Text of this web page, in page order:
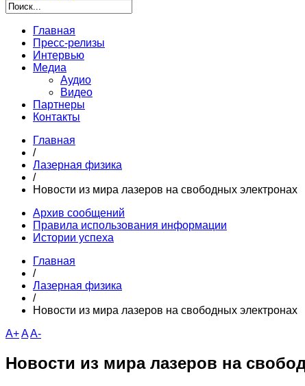
Главная
Пресс-релизы
Интервью
Медиа
Аудио
Видео
Партнеры
Контакты
Главная
/
Лазерная физика
/
Новости из мира лазеров на свободных электронах
Архив сообщений
Правила использования информации
Истории успеха
Главная
/
Лазерная физика
/
Новости из мира лазеров на свободных электронах
A+AA-
Новости из мира лазеров на